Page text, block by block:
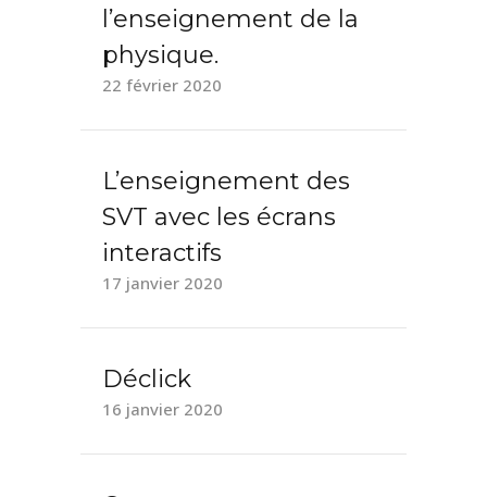
l’enseignement de la
physique.
22 février 2020
L’enseignement des
SVT avec les écrans
interactifs
17 janvier 2020
Déclick
16 janvier 2020